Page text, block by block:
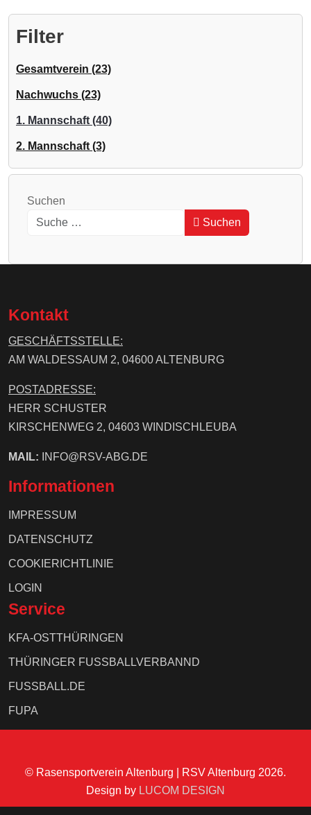
Filter
Gesamtverein (23)
Nachwuchs (23)
1. Mannschaft (40)
2. Mannschaft (3)
Suchen
Suchen
Kontakt
GESCHÄFTSSTELLE:
AM WALDESSAUM 2, 04600 ALTENBURG
POSTADRESSE:
HERR SCHUSTER
KIRSCHENWEG 2, 04603 WINDISCHLEUBA
MAIL: INFO@RSV-ABG.DE
Informationen
IMPRESSUM
DATENSCHUTZ
COOKIERICHTLINIE
LOGIN
Service
KFA-OSTTHÜRINGEN
THÜRINGER FUSSBALLVERBANND
FUSSBALL.DE
FUPA
© Rasensportverein Altenburg | RSV Altenburg 2026.
Design by LUCOM DESIGN